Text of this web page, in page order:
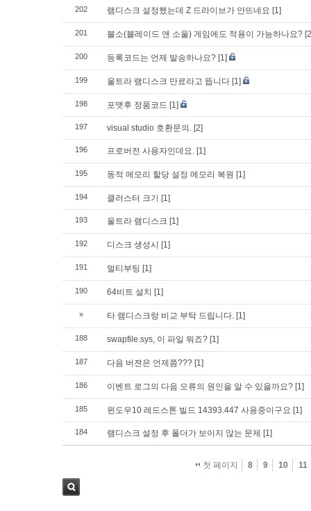
202 램디스크 설정했는데 Z 드라이브가 안뜨네요 [1]
201 블소(블레이드 앤 소울) 게임에도 적용이 가능하나요?
200 등록코드는 언제 발송하나요? [1]
199 울트라 램디스크 만료라고 뜹니다 [1]
198 포맷후 정품코드 [1]
197 visual studio 호환문의. [2]
196 프로버전 사용자인데요. [1]
195 동적 메모리 할당 설정 메모리 복원 [1]
194 클러스터 크기 [1]
193 울트라 램디스크 [1]
192 디스크 생성시 [1]
191 멀티부팅 [1]
190 64비트 설치 [1]
» 타 램디스크랑 비교 부탁 드립니다. [1]
188 swapfile.sys, 이 파일 뭐죠? [1]
187 다음 버젼은 언제쯤??? [1]
186 이벤트 로그의 다음 오류의 원인을 알 수 있을까요? [1]
185 윈도우10 레드스톤 빌드 14393.447 사용중이구요 [1]
184 램디스크 설정 후 폴더가 보이지 않는 문제 [1]
첫 페이지 8 9 10 11